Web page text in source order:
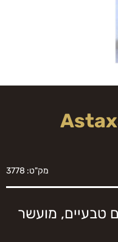
מק"ט: 3778
טבעיים, מועשר